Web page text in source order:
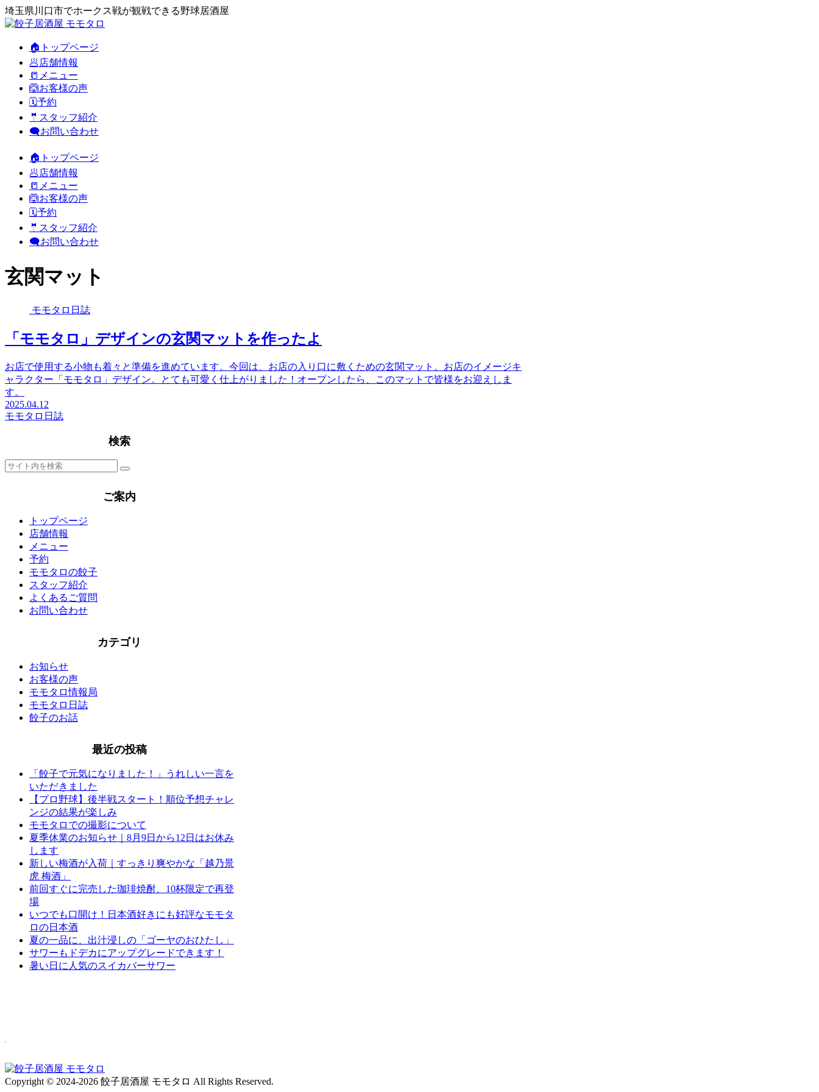
埼玉県川口市でホークス戦が観戦できる野球居酒屋
🏠トップページ
🥟店舗情報
📒メニュー
🙆お客様の声
🗓️予約
🤵スタッフ紹介
🗨️お問い合わせ
🏠トップページ
🥟店舗情報
📒メニュー
🙆お客様の声
🗓️予約
🤵スタッフ紹介
🗨️お問い合わせ
玄関マット
モモタロ日誌
「モモタロ」デザインの玄関マットを作ったよ
お店で使用する小物も着々と準備を進めています。今回は、お店の入り口に敷くための玄関マット。お店のイメージキ
ャラクター「モモタロ」デザイン。とても可愛く仕上がりました！オープンしたら、このマットで皆様をお迎えしま
す。
2025.04.12
モモタロ日誌
検索
ご案内
トップページ
店舗情報
メニュー
予約
モモタロの餃子
スタッフ紹介
よくあるご質問
お問い合わせ
カテゴリ
お知らせ
お客様の声
モモタロ情報局
モモタロ日誌
餃子のお話
最近の投稿
「餃子で元気になりました！」うれしい一言を
いただきました
【プロ野球】後半戦スタート！順位予想チャレ
ンジの結果が楽しみ
モモタロでの撮影について
夏季休業のお知らせ｜8月9日から12日はお休み
します
新しい梅酒が入荷｜すっきり爽やかな「越乃景
虎 梅酒」
前回すぐに完売した珈琲焼酎、10杯限定で再登
場
いつでも口開け！日本酒好きにも好評なモモタ
ロの日本酒
夏の一品に、出汁浸しの「ゴーヤのおひたし」
サワーもドデカにアップグレードできます！
暑い日に人気のスイカバーサワー
Copyright © 2024-2026 餃子居酒屋 モモタロ All Rights Reserved.